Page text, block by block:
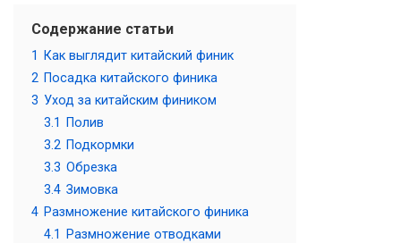
Содержание статьи
1
Как выглядит китайский финик
2 Посадка китайского финика
3 Уход за китайским фиником
3.1
Полив
3.2 Подкормки
3.3 Обрезка
3.4 Зимовка
4 Размножение китайского финика
4.1
Размножение отводками